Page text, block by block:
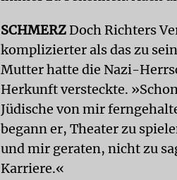
SCHMERZDoch Richters
komplizierter als das zu
Mutter hatte die Nazi-
Herkunft versteckte.
Jüdische von mir
begann er, Theater zu
und mir geraten, nicht zu
Karriere.«